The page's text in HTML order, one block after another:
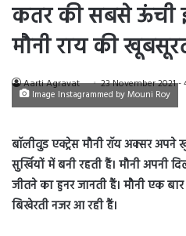
कतर की सबसे ऊंची
मौनी राय की
Aarti Agravat 23 November 2021 -
Image Instagrammed by Mouni Roy
बॉलीवुड एक्ट्रेस मौनी रॉय अक्सर
सुर्खियों में बनी रहती हैं। मौनी
जीतने का हुनर जानती हैं। मौनी एक
बिखेरती नजर आ रही हैं।